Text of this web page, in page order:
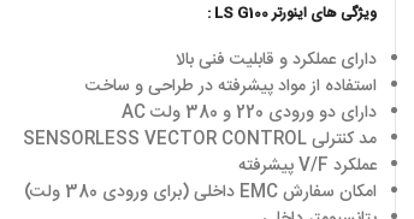
ویژگی های اینورتر LS G100 :
دارای عملکرد و قابلیت فنی بالا
استفاده از مواد پیشرفته در طراحی و ساخت
دارای دو ورودی 220 و 380 ولت AC
مد کنترلی SENSORLESS VECTOR CONTROL
عملکرد V/F پیشرفته
امکان سفارش EMC داخلی (برای ورودی 380 ولت)